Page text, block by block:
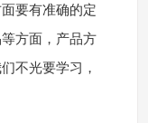
要有准确的定
方面，产品方
不光要学习，